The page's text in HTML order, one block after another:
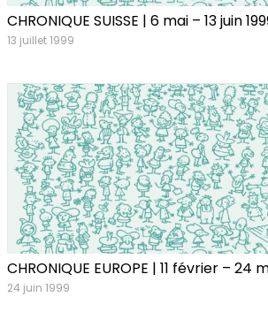
CHRONIQUE SUISSE | 6 mai – 13 juin
13 juillet 1999
CHRONIQUE EUROPE | 11 février – 24
24 juin 1999